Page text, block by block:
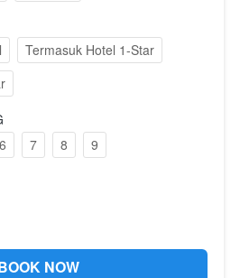
Termasuk Hotel 1-Star
6 7 8 9
NOW